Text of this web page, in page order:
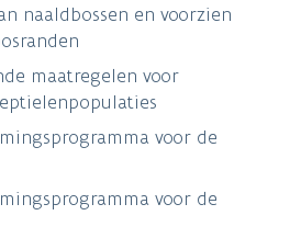
naaldbossen en voorzien
maatregelen voor
voor de
voor de